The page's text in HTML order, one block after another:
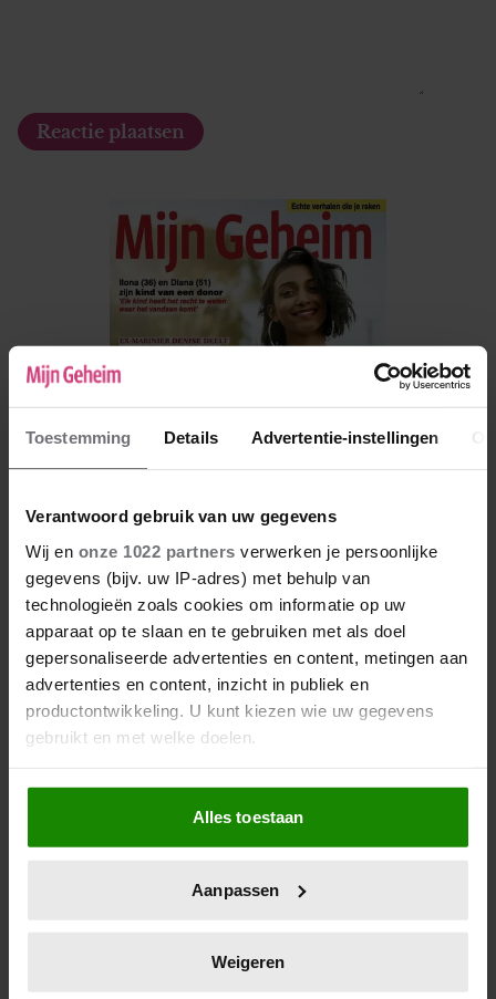
Toestemming Details Advertentie-instellingen
Verantwoord gebruik van uw gegevens
Wij en onze 1022 partners verwerken je persoonlijke
gegevens (bijv. uw IP-adres) met behulp van
technologieën zoals cookies om informatie op uw
apparaat op te slaan en te gebruiken met als doel
gepersonaliseerde advertenties en content, metingen aan
advertenties en content, inzicht in publiek en
productontwikkeling. U kunt kiezen wie uw gegevens
gebruikt en met welke doelen.
Als u het toestaat, willen we ook graag:
Informatie verzamelen over uw geografische locatie,
die tot een paar meter nauwkeurig kan zijn
op specifieke eigenschappen (fingerprinting)
verwerkt en stel uw voorkeuren in het
Alles toestaan
Aanpassen
Weigeren
De nieuwe Mijn Geheim ligt nu in de winkel
Abonneren
Digitaal lezen
Los kopen